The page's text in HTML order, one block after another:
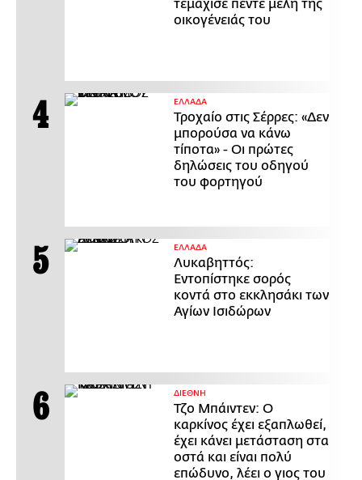
τεμάχισε πέντε μέλη της
οικογένειάς του
ΕΛΛΑΔΑ
Τροχαίο στις Σέρρες: «Δεν
μπορούσα να κάνω
τίποτα» - Οι πρώτες
δηλώσεις του οδηγού
του φορτηγού
ΕΛΛΑΔΑ
Λυκαβηττός:
Εντοπίστηκε σορός
κοντά στο εκκλησάκι των
Αγίων Ισιδώρων
ΔΙΕΘΝΗ
Τζο Μπάιντεν: Ο
καρκίνος έχει εξαπλωθεί,
έχει κάνει μετάσταση στα
οστά και είναι πολύ
επώδυνο, λέει ο γιος του